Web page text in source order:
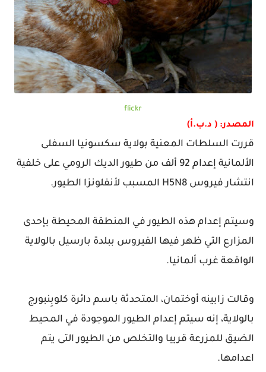
flickr
المصدر: ( د.ب.أ)
قررت السلطات المعنية بولاية سكسونيا السفلى
الألمانية إعدام 92 ألف من طيور الديك الرومي على خلفية
انتشار فيروس H5N8 المسبب لأنفلونزا الطيور.
وسيتم إعدام هذه الطيور في المنطقة المحيطة بإحدى
المزارع التي ظهر فيها الفيروس ببلدة بارسيل بالولاية
الواقعة غرب ألمانيا.
وقالت زابينه أوختمان، المتحدثة باسم دائرة كلوبِنبورج
بالولاية، إنه سيتم إعدام الطيور الموجودة في المحيط
الضيق للمزرعة قريبا والتخلص من الطيور التى يتم
اعدامها.